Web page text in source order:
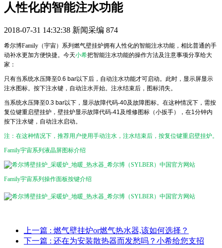
人性化的智能注水功能
2018-07-31 14:32:38 新闻采编 874
希尔博Family（宇宙）系列燃气壁挂炉拥有人性化的智能注水功能，相比普通的手
动补水更加方便快捷。今天小希把智能注水功能的操作方法及注意事项分享给大
家：
只有当系统水压降至0.6 bar以下后，自动注水功能才可启动。此时，显示屏显示
注水图标。按下注水键，自动注水开始。注水结束后，图标消失。
当系统水压降至0.3 bar以下，显示故障代码-40及故障图标。在这种情况下，需按
复位键重启壁挂炉，壁挂炉显示故障代码-41及维修图标（小扳手），在1分钟内
按下注水键，自动注水启动。
注：在这种情况下，推荐用户使用手动注水，注水结束后，按复位键重启壁挂炉。
Family宇宙系列液晶屏图标介绍
Family宇宙系列操作面板按键介绍
上一篇 : 燃气壁挂炉or燃气热水器,该如何选择？
下一篇 : 还在为安装散热器而发愁吗？小希给您支招